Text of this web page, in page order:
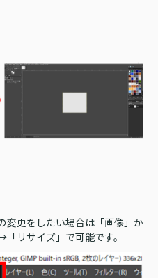
変更をしたい場合は「画像」か
リサイズ」で可能です。